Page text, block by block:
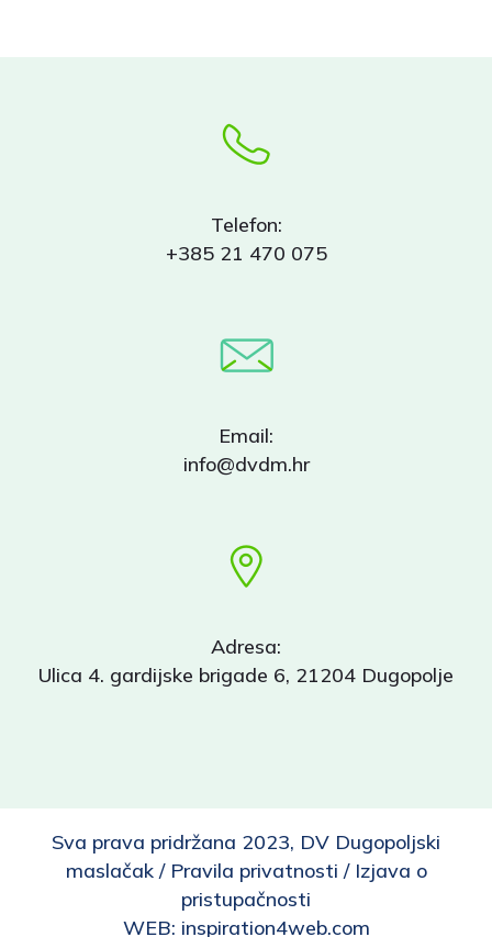
Telefon:
+385 21 470 075
Email:
info@dvdm.hr
Adresa:
Ulica 4. gardijske brigade 6, 21204 Dugopolje
Sva prava pridržana 2023, DV Dugopoljski
maslačak / Pravila privatnosti / Izjava o
pristupačnosti
WEB: inspiration4web.com